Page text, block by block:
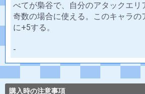
べてが梟谷で、自分のアタックエリ
奇数の場合に使える。このキャラの
に+5する。
-
購入時の注意事項